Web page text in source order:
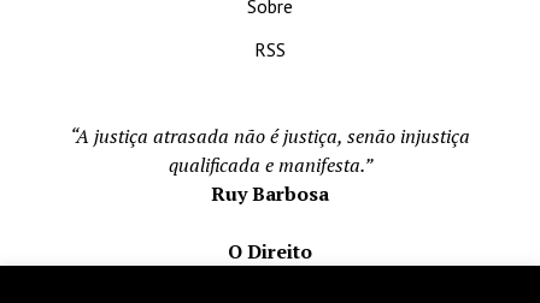
Sobre
RSS
“A justiça atrasada não é justiça, senão injustiça
qualificada e manifesta.”
Ruy Barbosa
O Direito